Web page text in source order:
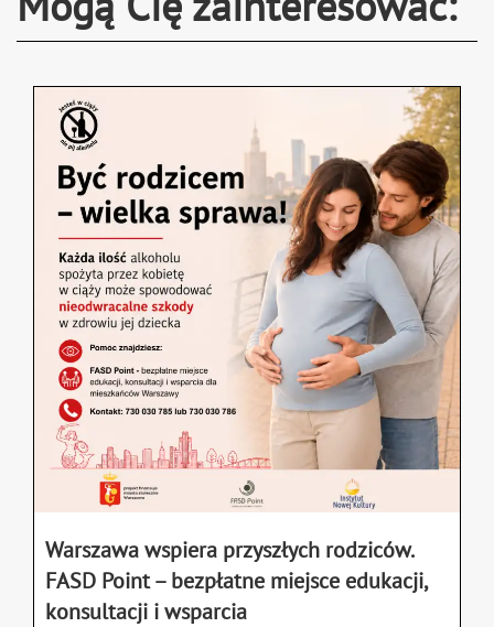
Warszawa wspiera przyszłych rodziców.
FASD Point – bezpłatne miejsce edukacji,
konsultacji i wsparcia